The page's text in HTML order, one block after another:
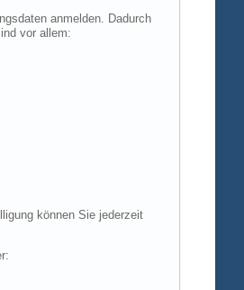
anmelden. Dadurch
vor allem:
können Sie jederzeit